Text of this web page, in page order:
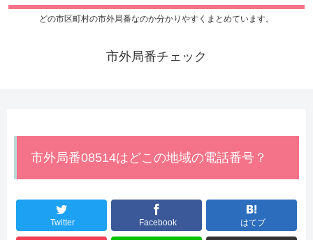
どの市区町村の市外局番なのか分かりやすくまとめています。
市外局番チェック
市外局番08514はどこの地域の電話番号？
Twitter Facebook はてブ